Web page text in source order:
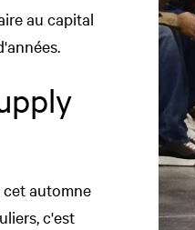
au capital
automne
c'est